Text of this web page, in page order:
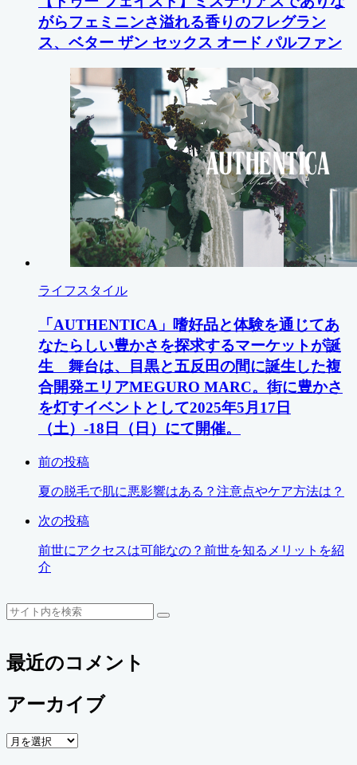
がら​フェミニンさ溢れる香りのフレグラン
ス、ベター ザン セックス オード パルファン
ライフスタイル
「AUTHENTICA」嗜好品と体験を通じてあ
なたらしい豊かさを探求するマーケットが誕
生 舞台は、目黒と五反田の間に誕生した複
合開発エリアMEGURO MARC。街に豊かさ
を灯すイベントとして2025年5月17日
（土）-18日（日）にて開催。
前の投稿
夏の脱毛で肌に悪影響はある？注意点やケア方法は？
次の投稿
前世にアクセスは可能なの？前世を知るメリットを紹
介
検
検
最近のコメント
アーカイブ
ア